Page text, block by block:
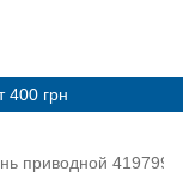
400 грн
приводной